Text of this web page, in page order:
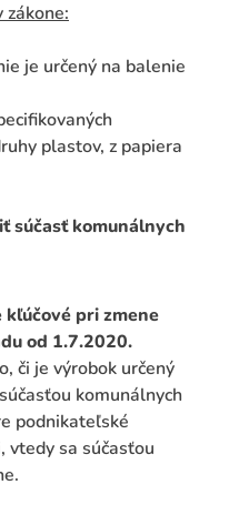
je určený na balenie
plastov, z papiera
súčasť komunálnych
pri zmene
od 1.7.2020.
či je výrobok určený
komunálnych
podnikateľské
vtedy sa súčasťou